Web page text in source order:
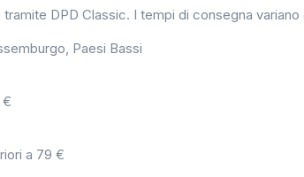
DPD Classic. I tempi di consegna
Paesi Bassi
€
a 79 €